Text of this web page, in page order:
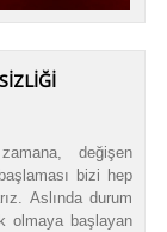
değişen
bizi hep
Aslında durum
olmaya başlayan